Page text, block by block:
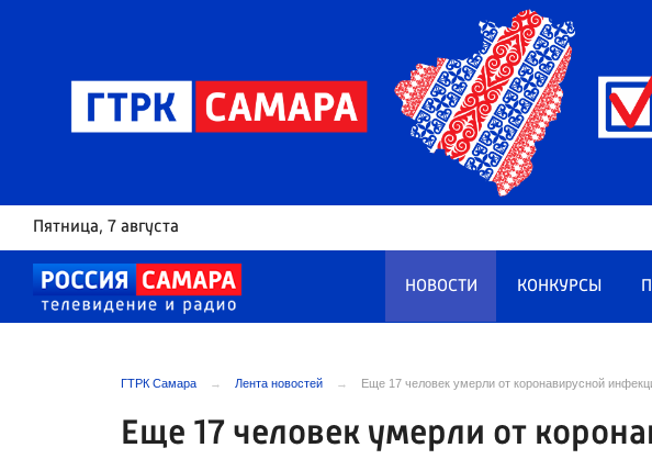
Пятница, 7 августа
НОВОСТИ КОНКУРСЫ
ГТРК Самара Лента новостей Еще 17 человек умерли от коронавирусной
Еще 17 человек умерли от